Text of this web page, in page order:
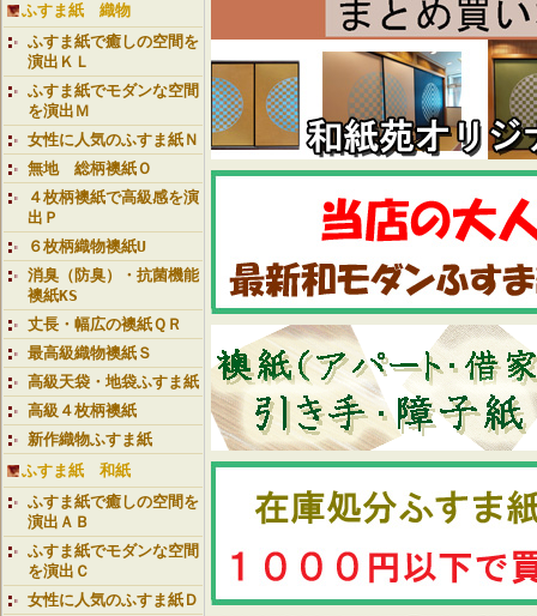
ふすま紙 織物
ふすま紙で癒しの空間を
演出ＫＬ
ふすま紙でモダンな空間
を演出Ｍ
女性に人気のふすま紙Ｎ
無地 総柄襖紙Ｏ
４枚柄襖紙で高級感を演
出Ｐ
６枚柄織物襖紙U
消臭（防臭）・抗菌機能
襖紙KS
丈長・幅広の襖紙ＱＲ
最高級織物襖紙Ｓ
高級天袋・地袋ふすま紙
高級４枚柄襖紙
新作織物ふすま紙
ふすま紙 和紙
ふすま紙で癒しの空間を
演出ＡＢ
ふすま紙でモダンな空間
を演出Ｃ
女性に人気のふすま紙Ｄ